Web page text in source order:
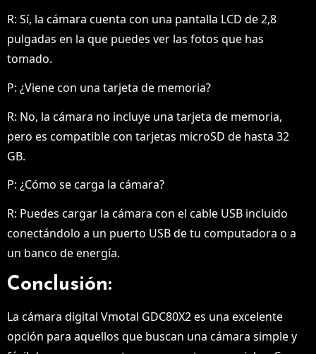
R: Sí, la cámara cuenta con una pantalla LCD de 2,8
pulgadas en la que puedes ver las fotos que has
tomado.
P: ¿Viene con una tarjeta de memoria?
R: No, la cámara no incluye una tarjeta de memoria,
pero es compatible con tarjetas microSD de hasta 32
GB.
P: ¿Cómo se carga la cámara?
R: Puedes cargar la cámara con el cable USB incluido
conectándolo a un puerto USB de tu computadora o a
un banco de energía.
Conclusión:
La cámara digital Vmotal GDC80X2 es una excelente
opción para aquellos que buscan una cámara simple y